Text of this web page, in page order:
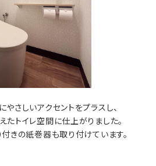
さしいアクセントをプラスし、
トイレ空間に仕上がりました。
きの紙巻器も取り付けています。